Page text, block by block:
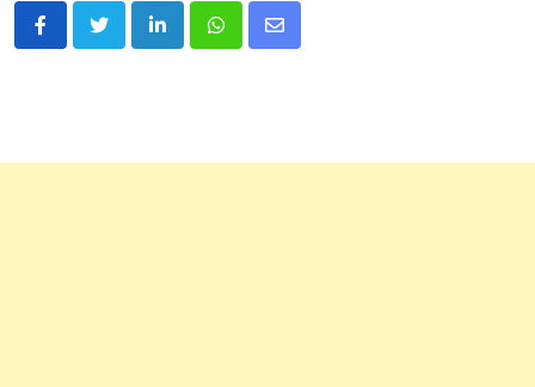
LinkedInWhatsappShare